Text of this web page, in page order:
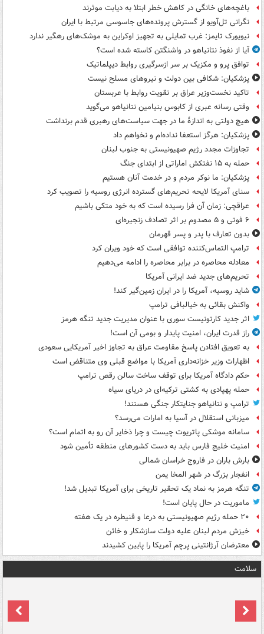
باغچه‌های خانگی در کاهش خطر ابتلا به دیابت موثرند
نگرانی تل‌آویو از گسترش پرونده‌های جاسوسی مرتبط با ایران
نیویورک تایمز: غرب تمایلی به تجهیز اوکراین به موشک‌های رهگیر ندارد
آیا از نفوذ نتانیاهو در واشنگتن کاسته شده است؟
توافق پرو و مکزیک بر سر ازسرگیری روابط دیپلماتیک
پزشکیان: شکافی بین دولت و نیروهای مسلح نیست
تاکید نخست‌وزیر عراق بر تقویت روابط با عربستان
وقتی رسانه عبری از کابوس بنیامین نتانیاهو می‌گوید
هیچ دولتی به اندازۀ ما در جهت سیاست‌های رهبری قدم برنداشت
پزشکیان: هرگز استعفا نداده‌ام و نخواهم داد
تجاوزات مجدد رژیم صهیونیستی به جنوب لبنان
حمله به ۱۵ نفتکش‌ اماراتی از ابتدای جنگ
پزشکیان: ما نوکر مردم و در خدمت آنان هستیم
سنای آمریکا لایحه تحریم‌های گسترده انرژی روسیه را تصویب کرد
عراقچی: زمان آن فرا رسیده است که به خود متکی باشیم
۶ فوتی و ۵ مصدوم بر اثر تصادف زنجیره‌ای
بدون تعارف با پدر و پسر قهرمان
ترامپ التماس‌کننده توافقی است که خود ویران کرد
معادله محاصره در برابر محاصره را ادامه می‌دهیم
تحریم‌های جدید ضد ایرانی آمریکا
شاید روسیه، آمریکا را در ایران زمین‌گیر کند!
واکنش بقائی به خیالبافی ترامپ
اثر جدید کارتونیست سوری با عنوان مدیریت جدید تنگه هرمز
راز قدرت ایران، امنیت پایدار و بومی آن است!
به تعویق افتادن پاسخ مقاومت عراق به تجاوز اخیر آمریکایی سعودی
اظهارات وزیر خزانه‌داری آمریکا با مواضع قبلی وی متناقض است
حکم دادگاه آمریکا برای توقف ساخت سالن رقص ترامپ
حمله پهپادی به کشتی ترکیه‌ای در دریای سیاه
ترامپ و نتانیاهو جنایتکار جنگی هستند!
میزبانی استقلال در آسیا به امارات می‌رسد؟
سامانه موشکی پاتریوت چیست و چرا ذخایر آن رو به اتمام است؟
امنیت خلیج فارس باید به دست کشورهای منطقه تأمین شود
بارش باران در فاروج خراسان شمالی
انفجار بزرگ در شهر المخا یمن
تنگه هرمز به نماد یک تحقیر تاریخی برای آمریکا تبدیل شد!
ماموریت در حال پایان است!
۲۰ حمله رژیم صهیونیستی به درعا و قنیطره در یک هفته
خیزش مردم لبنان علیه دولت سازشکار و خائن
معترضان آرژانتینی پرچم آمریکا را پایین کشیدند
سلامت